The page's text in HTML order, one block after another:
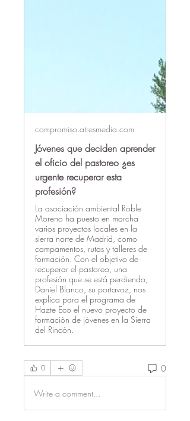
compromiso.atresmedia.com
Jóvenes que deciden aprender
el oficio del pastoreo ¿es
urgente recuperar esta
profesión?
La asociación ambiental Roble
Moreno ha puesto en marcha
varios proyectos locales en la
sierra norte de Madrid, como
campamentos, rutas y talleres de
formación. Con el objetivo de
recuperar el pastoreo, una
profesión que se está perdiendo,
Daniel Blanco, su portavoz, nos
explica para el programa de
Hazte Eco el nuevo proyecto de
formación de jóvenes en la Sierra
del Rincón.
0 0
Write a comment...